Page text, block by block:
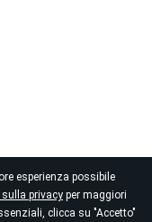
esperienza possibile
privacy per maggiori
clicca su "Accetto"
Normativa sulla
Dati